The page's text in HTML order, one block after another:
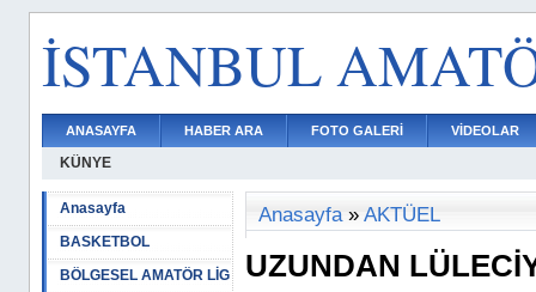
İSTANBUL
ANASAYFA HABER ARA FOTO GALERİ VİDEOLAR
KÜNYE
Anasayfa
BASKETBOL
BÖLGESEL AMATÖR LİG
Anasayfa» AKTÜEL
UZUNDAN